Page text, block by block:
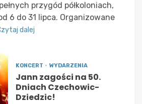
przygód półkoloniach,
6 do 31 lipca. Organizowane
dalej
KONCERT WYDARZENIA
Jann zagości na 50.
Dniach Czechowic-
Dziedzic!